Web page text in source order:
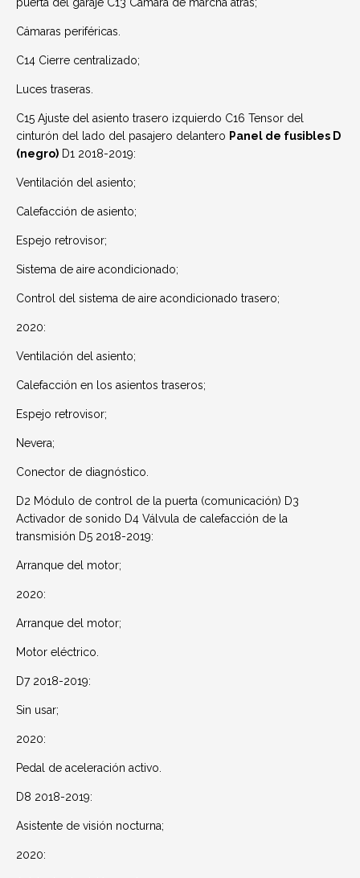
Cámaras periféricas.
C14 Cierre centralizado;
Luces traseras.
C15 Ajuste del asiento trasero izquierdo C16 Tensor del
cinturón del lado del pasajero delantero Panel de fusibles D
(negro) D1 2018-2019:
Ventilación del asiento;
Calefacción de asiento;
Espejo retrovisor;
Sistema de aire acondicionado;
Control del sistema de aire acondicionado trasero;
2020:
Ventilación del asiento;
Calefacción en los asientos traseros;
Espejo retrovisor;
Nevera;
Conector de diagnóstico.
D2 Módulo de control de la puerta (comunicación) D3
Activador de sonido D4 Válvula de calefacción de la
transmisión D5 2018-2019:
Arranque del motor;
2020:
Arranque del motor;
Motor eléctrico.
D7 2018-2019:
Sin usar;
2020:
Pedal de aceleración activo.
D8 2018-2019:
Asistente de visión nocturna;
2020: